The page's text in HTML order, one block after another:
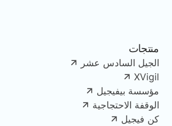
منتجات
الجيل السادس عشر
XVigil
مؤسسة بيفيجيل
الوقفة الاحتجاجية
كن فيجيل